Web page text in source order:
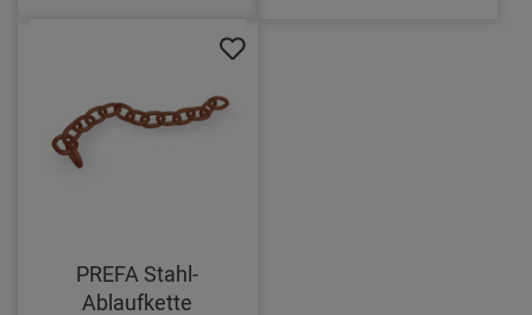
PREFA Stahl-
Ablaufkette